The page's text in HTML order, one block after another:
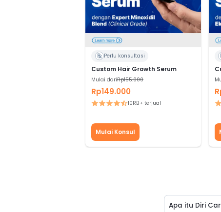
Perlu konsultasi
Custom Hair Growth Serum
Mulai dariRp155.000
Rp149.000
10RB+ terjual
Mulai Konsul
Apa itu Diri